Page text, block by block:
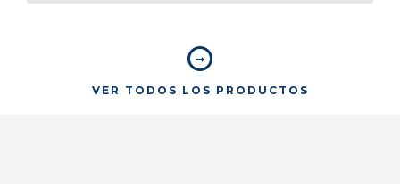
VER TODOS LOS PRODUCTOS